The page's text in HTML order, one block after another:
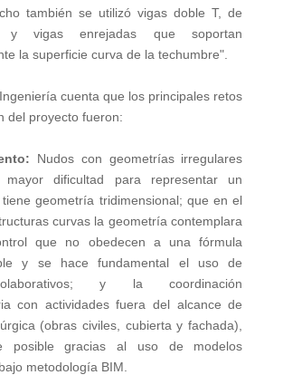
también se utilizó vigas doble T, de
y vigas enrejadas que soportan
la superficie curva de la techumbre".
cuenta que los principales retos
del proyecto fueron:
Nudos con geometrías irregulares
mayor dificultad para representar un
geometría tridimensional; que en el
curvas la geometría contemplara
que no obedecen a una fórmula
y se hace fundamental el uso de
y la coordinación
con actividades fuera del alcance de
(obras civiles, cubierta y fachada),
posible gracias al uso de modelos
metodología BIM.